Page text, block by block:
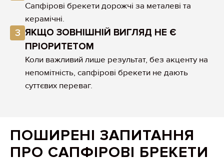
Сапфірові брекети дорожчі за металеві та
керамічні.
3 ЯКЩО ЗОВНІШНІЙ ВИГЛЯД НЕ Є
ПРІОРИТЕТОМ
Коли важливий лише результат, без акценту на
непомітність, сапфірові брекети не дають
суттєвих переваг.
ПОШИРЕНІ ЗАПИТАННЯ
ПРО САПФІРОВІ БРЕКЕТИ